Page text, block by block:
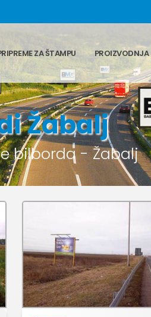
ZA ŠTAMPU PROIZVODNJA
Žabalj
bilborda - Žabalj